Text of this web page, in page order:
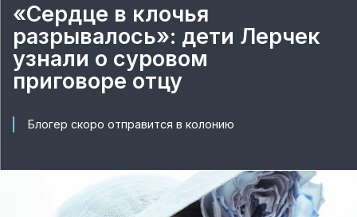
«Сердце в клочья
разрывалось»: дети Лерчек
узнали о суровом
приговоре отцу
Блогер скоро отправится в колонию